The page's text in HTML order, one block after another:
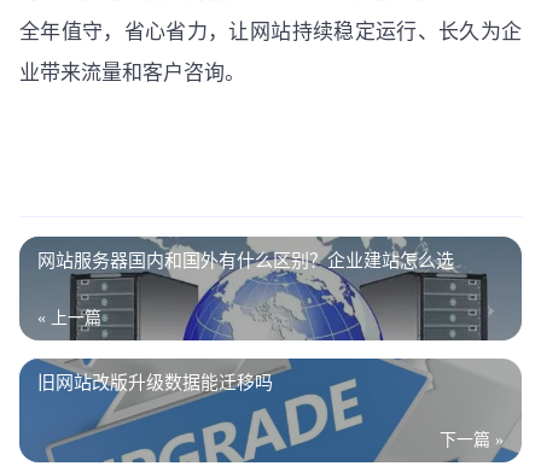
全年值守，省心省力，让网站持续稳定运行、长久为企
业带来流量和客户咨询。
网站服务器国内和国外有什么区别？企业建站怎么选
« 上一篇
旧网站改版升级数据能迁移吗
下一篇 »